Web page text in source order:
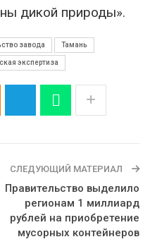
дикой природы».
завода Тамань
экспертиза
СЛЕДУЮЩИЙ МАТЕРИАЛ
Правительство выделило
регионам 1 миллиард
рублей на приобретение
мусорных контейнеров